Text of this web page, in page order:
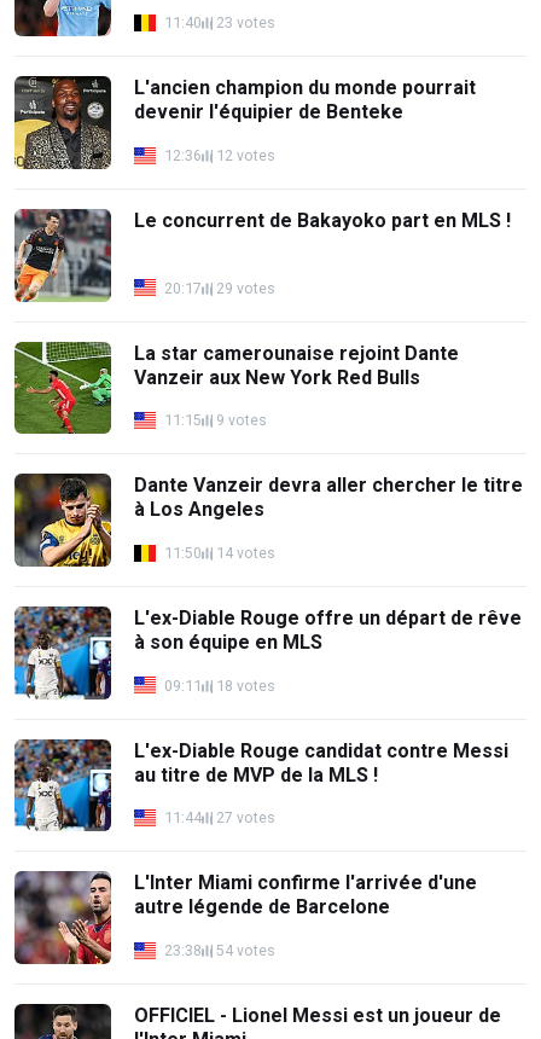
11:40 23 votes
L'ancien champion du monde pourrait
devenir l'équipier de Benteke
12:36 12 votes
Le concurrent de Bakayoko part en MLS !
20:17 29 votes
La star camerounaise rejoint Dante
Vanzeir aux New York Red Bulls
11:15 9 votes
Dante Vanzeir devra aller chercher le titre
à Los Angeles
11:50 14 votes
L'ex-Diable Rouge offre un départ de rêve
à son équipe en MLS
09:11 18 votes
L'ex-Diable Rouge candidat contre Messi
au titre de MVP de la MLS !
11:44 27 votes
L'Inter Miami confirme l'arrivée d'une
autre légende de Barcelone
23:38 54 votes
OFFICIEL - Lionel Messi est un joueur de